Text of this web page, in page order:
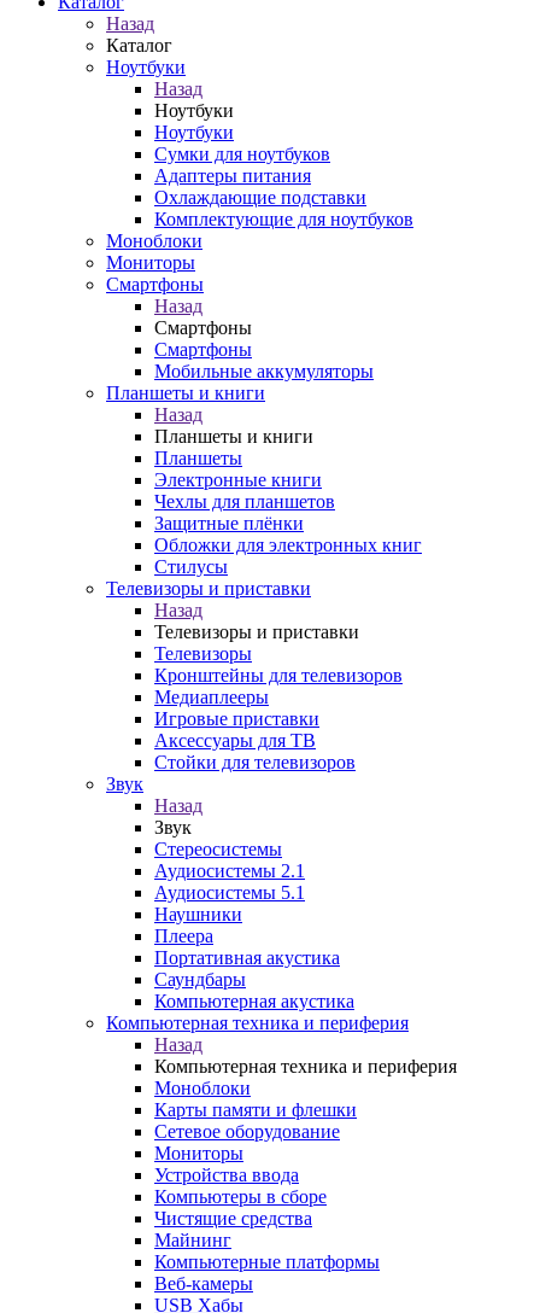
Назад
Каталог
Ноутбуки
Назад
Ноутбуки
Ноутбуки
Сумки для ноутбуков
Адаптеры питания
Охлаждающие подставки
Комплектующие для ноутбуков
Моноблоки
Мониторы
Смартфоны
Назад
Смартфоны
Смартфоны
Мобильные аккумуляторы
Планшеты и книги
Назад
Планшеты и книги
Планшеты
Электронные книги
Чехлы для планшетов
Защитные плёнки
Обложки для электронных книг
Стилусы
Телевизоры и приставки
Назад
Телевизоры и приставки
Телевизоры
Кронштейны для телевизоров
Медиаплееры
Игровые приставки
Аксессуары для ТВ
Стойки для телевизоров
Звук
Назад
Звук
Стереосистемы
Аудиосистемы 2.1
Аудиосистемы 5.1
Наушники
Плеера
Портативная акустика
Саундбары
Компьютерная акустика
Компьютерная техника и периферия
Назад
Компьютерная техника и периферия
Моноблоки
Карты памяти и флешки
Сетевое оборудование
Мониторы
Устройства ввода
Компьютеры в сборе
Чистящие средства
Майнинг
Компьютерные платформы
Веб-камеры
USB Хабы